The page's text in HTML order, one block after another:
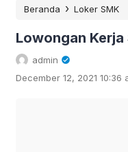
Beranda › Loker SMK
Lowongan Kerja
admin
December 12, 2021 10:36